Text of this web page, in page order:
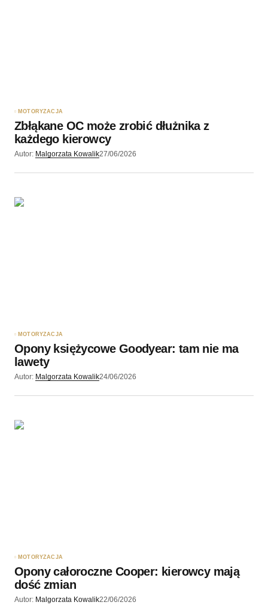
MOTORYZACJA
Zbłąkane OC może zrobić dłużnika z
każdego kierowcy
Autor: Malgorzata Kowalik27/06/2026
MOTORYZACJA
Opony księżycowe Goodyear: tam nie ma
lawety
Autor: Malgorzata Kowalik24/06/2026
MOTORYZACJA
Opony całoroczne Cooper: kierowcy mają
dość zmian
Autor: Malgorzata Kowalik22/06/2026